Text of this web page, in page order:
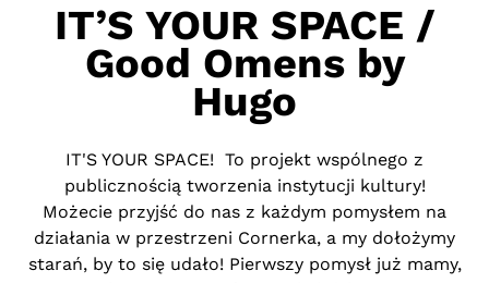
IT’S YOUR SPACE /
Good Omens by
Hugo
IT'S YOUR SPACE! To projekt wspólnego z
publicznością tworzenia instytucji kultury!
Możecie przyjść do nas z każdym pomysłem na
działania w przestrzeni Cornerka, a my dołożymy
starań, by to się udało! Pierwszy pomysł już mamy,